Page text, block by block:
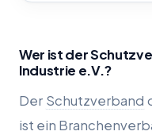
Wer ist der
Industrie e.V.?
Der Schutzverband
ist ein